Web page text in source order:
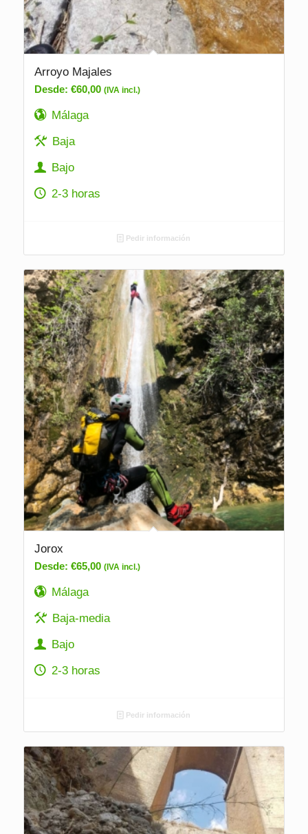
Arroyo Majales
Desde: €60,00 (IVA incl.)
Málaga
Baja
Bajo
2-3 horas
Pedir información
Jorox
Desde: €65,00 (IVA incl.)
Málaga
Baja-media
Bajo
2-3 horas
Pedir información